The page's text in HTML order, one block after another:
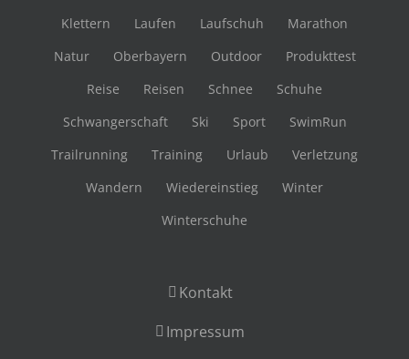
Klettern
Laufen Laufschuh
Marathon
Natur
Oberbayern Outdoor
Produkttest
Reise
Reisen Schnee
Schuhe
Schwangerschaft
Ski Sport
SwimRun
Trailrunning
Training Urlaub
Verletzung
Wandern
Wiedereinstieg
Winter
Winterschuhe
Kontakt
Impressum